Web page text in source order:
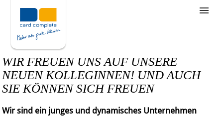
Stellenangebote
Unternehmensziele
Was wir bieten
Wie bewerbe ich mich
WIR FREUEN UNS AUF UNSERE
NEUEN KOLLEGINNEN! UND AUCH
SIE KÖNNEN SICH FREUEN
Wir sind ein junges und dynamisches Unternehmen